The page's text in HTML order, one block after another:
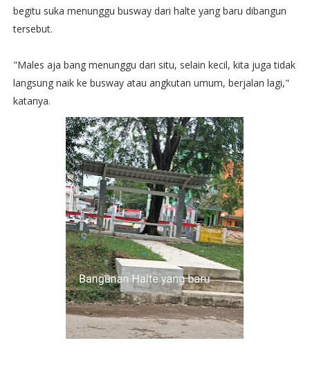
begitu suka menunggu busway dari halte yang baru dibangun
tersebut.
"Males aja bang menunggu dari situ, selain kecil, kita juga tidak
langsung naik ke busway atau angkutan umum, berjalan lagi,"
katanya.